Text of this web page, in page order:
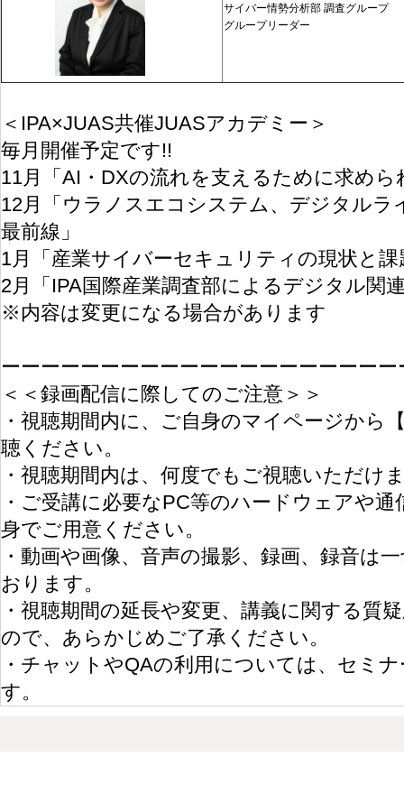
サイバー情勢分析部 調査グループ
グループリーダー
＜IPA×JUAS共催JUASアカデミー＞
毎月開催予定です!!
11月「AI・DXの流れを支えるために求め
12月「ウラノスエコシステム、デジタルラ
最前線」
1月「産業サイバーセキュリティの現状と課
2月「IPA国際産業調査部によるデジタル関
※内容は変更になる場合があります
ーーーーーーーーーーーーーーーーーーー
＜＜録画配信に際してのご注意＞＞
・視聴期間内に、ご自身のマイページから
聴ください。
・視聴期間内は、何度でもご視聴いただけ
・ご受講に必要なPC等のハードウェアや
身でご用意ください。
・動画や画像、音声の撮影、録画、録音は
おります。
・視聴期間の延長や変更、講義に関する質
ので、あらかじめご了承ください。
・チャットやQAの利用については、セミ
す。